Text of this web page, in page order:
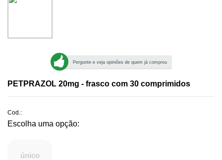
Pergunte e veja opiniões de quem já comprou
PETPRAZOL 20mg - frasco com 30 comprimidos
Cod.:
único